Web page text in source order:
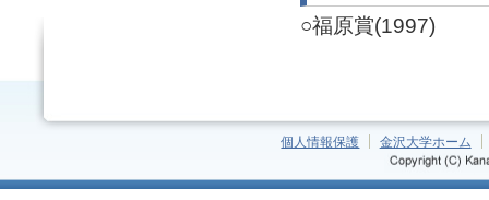
○福原賞(1997)
個人情報保護 金沢大学ホーム